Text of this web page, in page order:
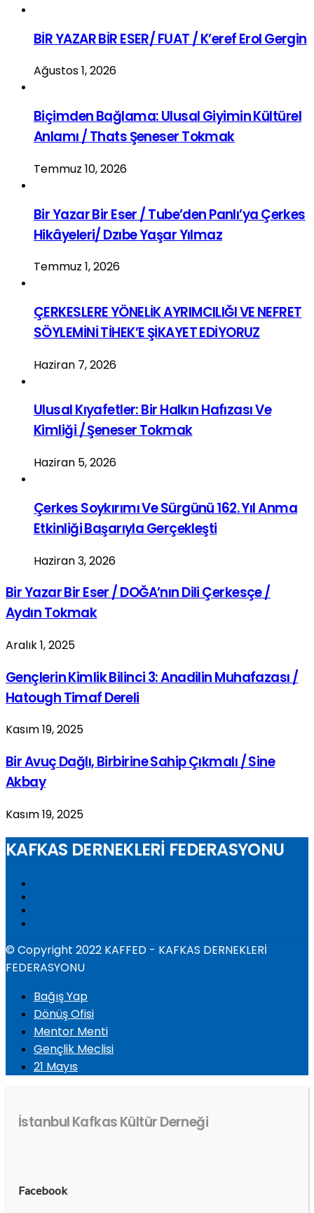
BİR YAZAR BİR ESER/ FUAT / K’eref Erol Gergin
Ağustos 1, 2026
Biçimden Bağlama: Ulusal Giyimin Kültürel
Anlamı / Thats Şeneser Tokmak
Temmuz 10, 2026
Bir Yazar Bir Eser / Tube’den Panlı’ya Çerkes
Hikâyeleri/ Dzıbe Yaşar Yılmaz
Temmuz 1, 2026
ÇERKESLERE YÖNELİK AYRIMCILIĞI VE NEFRET
SÖYLEMİNİ TİHEK’E ŞİKAYET EDİYORUZ
Haziran 7, 2026
Ulusal Kıyafetler: Bir Halkın Hafızası Ve
Kimliği / Şeneser Tokmak
Haziran 5, 2026
Çerkes Soykırımı Ve Sürgünü 162. Yıl Anma
Etkinliği Başarıyla Gerçekleşti
Haziran 3, 2026
Bir Yazar Bir Eser / DOĞA’nın Dili Çerkesçe /
Aydın Tokmak
Aralık 1, 2025
Gençlerin Kimlik Bilinci 3: Anadilin Muhafazası /
Hatough Timaf Dereli
Kasım 19, 2025
Bir Avuç Dağlı, Birbirine Sahip Çıkmalı / Sine
Akbay
Kasım 19, 2025
KAFKAS DERNEKLERİ FEDERASYONU
© Copyright 2022 KAFFED - KAFKAS DERNEKLERİ
FEDERASYONU
Bağış Yap
Dönüş Ofisi
Mentor Menti
Gençlik Meclisi
21 Mayıs
İstanbul Kafkas Kültür Derneği
Facebook